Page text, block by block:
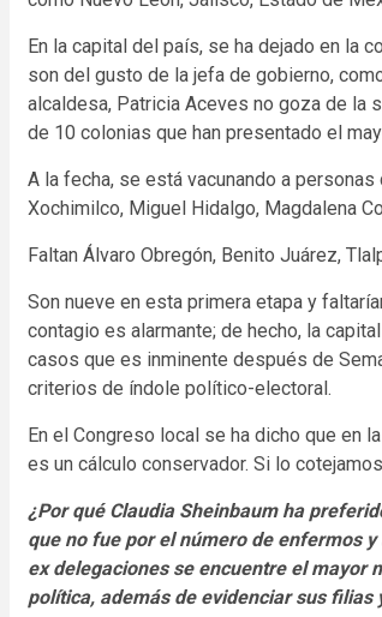
En la capital del país, se ha dejado en la
son del gusto de la jefa de gobierno,
alcaldesa, Patricia Aceves no goza de la
de 10 colonias que han presentado el
A la fecha, se está vacunando a
Xochimilco, Miguel Hidalgo, Magdalena
Faltan Álvaro Obregón, Benito Juárez,
Son nueve en esta primera etapa y
contagio es alarmante; de hecho, la
casos que es inminente después de
criterios de índole político-electoral.
En el Congreso local se ha dicho que en
es un cálculo conservador. Si lo
¿Por qué Claudia Sheinbaum ha
que no fue por el número de enfermos
ex delegaciones se encuentre el mayor
política, además de evidenciar sus